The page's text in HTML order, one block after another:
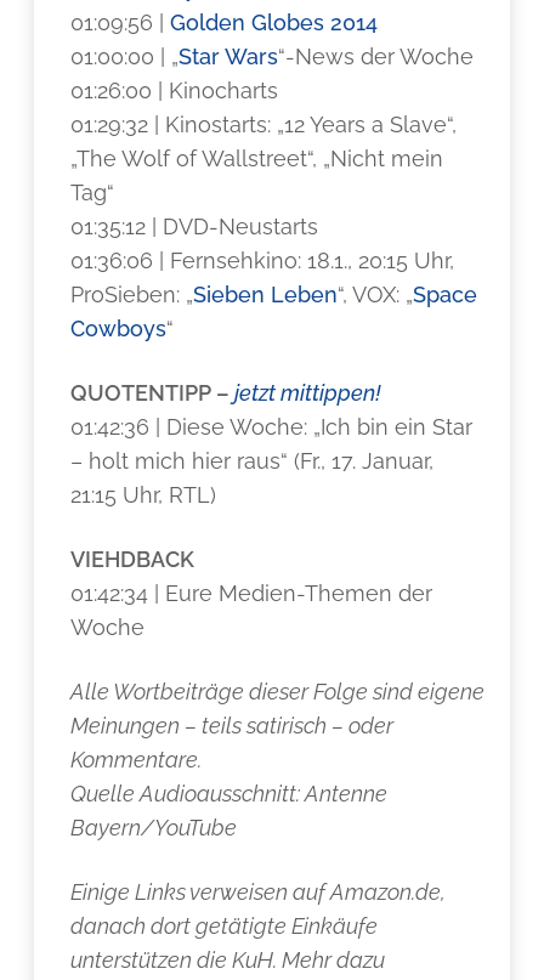
01:09:56 |Golden Globes 2014
01:00:00 | „Star Wars“-News der Woche
01:26:00 | Kinocharts
01:29:32 | Kinostarts: „12 Years a Slave“,
„The Wolf of Wallstreet“, „Nicht mein
Tag“
01:35:12 | DVD-Neustarts
01:36:06 | Fernsehkino: 18.1., 20:15 Uhr,
ProSieben: „Sieben Leben“, VOX: „Space
Cowboys“
QUOTENTIPP –jetzt mittippen!
01:42:36 | Diese Woche: „Ich bin ein Star
– holt mich hier raus“ (Fr., 17. Januar,
21:15 Uhr, RTL)
VIEHDBACK
01:42:34 | Eure Medien-Themen der
Woche
Alle Wortbeiträge dieser Folge sind eigene
Meinungen – teils satirisch – oder
Kommentare.
Quelle Audioausschnitt: Antenne
Bayern/YouTube
Einige Links verweisen auf Amazon.de,
danach dort getätigte Einkäufe
unterstützen die KuH. Mehr dazu